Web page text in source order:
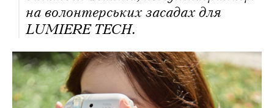
на волонтерських засадах для
LUMIERE TECH.